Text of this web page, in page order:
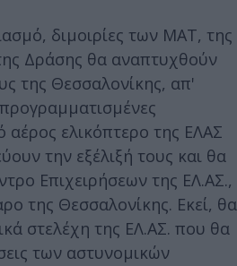
διμοιρίες των ΜΑΤ, της
Δράσης θα αναπτυχθούν
της Θεσσαλονίκης, απ'
αέρος ελικόπτερο της ΕΛΑΣ
την εξέλιξή τους και θα
Επιχειρήσεων της ΕΛ.ΑΣ.,
της Θεσσαλονίκης. Εκεί, θα
στελέχη της ΕΛ.ΑΣ. που θα
των αστυνομικών